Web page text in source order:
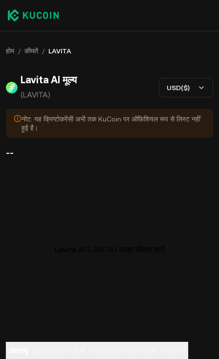
होम / कीमतें / LAVITA
Lavita AI मूल्य
(LAVITA)
USD($)
नोट: यह क्रिप्टोकरेंसी अभी तक KuCoin पर ऑफ़िशियल रूप से लिस्ट नहीं
हुई है।
--